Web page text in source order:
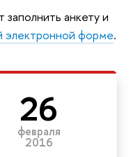
заполнить анкету и
электронной форме.
26
февраля
2016